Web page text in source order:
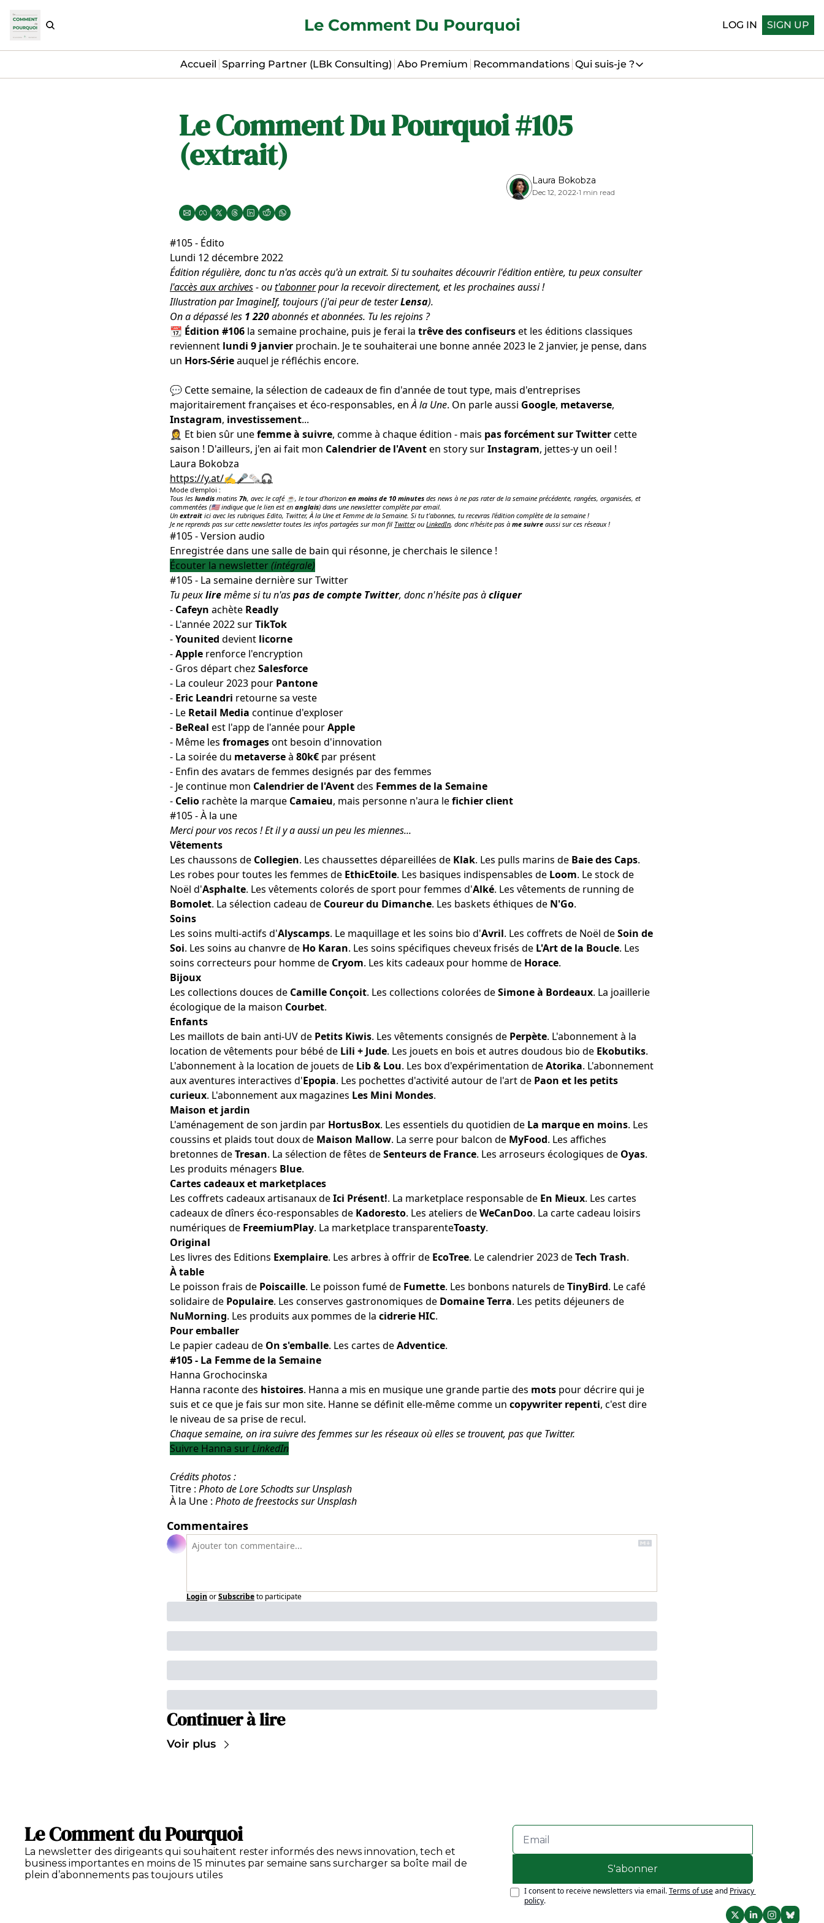
Le Comment Du Pourquoi LOG IN SIGN UP
Accueil Sparring Partner (LBk Consulting) Abo Premium Recommandations Qui suis-je ?
Qui suis-je ?
Le Comment Du Pourquoi #105
(extrait)
Laura Bokobza
Dec 12, 2022•1 min read
#105 - Édito
Lundi 12 décembre 2022
Édition régulière, donc tu n'as accès qu'à un extrait. Si tu souhaites découvrir l'édition entière, tu peux consulter
l'accès aux archives- out'abonnerpour la recevoir directement, et les prochaines aussi !
Illustration parImagineIf, toujours (j'ai peur detesterLensa).
On a dépassé les 1 220abonnés et abonnées. Tu les rejoins ?
📆 Édition #106 la semaine prochaine, puis je ferai la trêve des confiseurset les éditions classiques
reviennent lundi 9 janvier prochain. Je te souhaiterai une bonne année 2023 le 2 janvier, je pense, dans
un Hors-Sérieauquel je réfléchis encore.
💬 Cette semaine, la sélection de cadeaux de fin d'année de tout type, mais d'entreprises
majoritairement françaises et éco-responsables, enÀ la Une. On parle aussi Google, metaverse,
Instagram, investissement...
🤵‍♀️ Et bien sûr unefemme à suivre, comme à chaque édition - mais pas forcément sur Twittercette
saison ! D'ailleurs, j'en ai fait mon Calendrier de l'Aventen story surInstagram, jettes-y un oeil !
Laura Bokobza
https://y.at/✍️🎤🗞️🎧
Mode d'emploi :
Tous les lundis matins 7h, avec le café ☕️, le tour d'horizon en moins de 10 minutes des news à ne pas rater de la semaine précédente, rangées, organisées, et
commentées (🇺🇸 indique que le lien est en anglais) dans une newsletter complète par email.
Un extrait ici avec les rubriques Edito, Twitter, À la Une et Femme de la Semaine. Si tu t'abonnes, tu recevras l'édition complète de la semaine !
Je ne reprends pas sur cette newsletter toutes les infos partagées sur mon fil Twitterou LinkedIn, donc n'hésite pas à me suivre aussi sur ces réseaux !
#105 - Version audio
Enregistrée dans une salle de bain qui résonne, je cherchais le silence !
Écouter la newsletter(intégrale)
#105 - La semaine dernière sur Twitter
Tu peuxliremême si tu n'aspas de compte Twitter, donc n'hésite pas àcliquer
- Cafeyn achète Readly
- L'année 2022surTikTok
-Younited devient licorne
-Apple renforce l'encryption
- Gros départchez Salesforce
- La couleur 2023 pour Pantone
- Eric Leandri retourne sa veste
- Le Retail Media continued'exploser
- BeReal est l'app de l'année pourApple
- Même les fromagesont besoin d'innovation
- La soirée du metaverseà 80k€ par présent
- Enfin des avatars de femmes designés par des femmes
- Je continue mon Calendrier de l'Aventdes Femmes de la Semaine
- Celio rachète la marque Camaieu, mais personne n'aura lefichier client
#105 - À la une
Merci pour vos recos ! Et il y a aussi un peu les miennes...
Vêtements
Les chaussons de Collegien. Les chaussettes dépareillées de Klak. Les pulls marins de Baie des Caps.
Les robes pour toutes les femmes de EthicEtoile. Les basiques indispensables de Loom. Lestock de
Noël d'Asphalte. Les vêtements colorés desport pour femmes d'Alké. Les vêtements de running de
Bomolet. La sélection cadeau de Coureur du Dimanche. Les baskets éthiques de N'Go.
Soins
Les soins multi-actifs d'Alyscamps. Le maquillage et les soins bio d'Avril. Les coffrets de Noël deSoin de
Soi. Les soins au chanvrede Ho Karan. Les soins spécifiques cheveux frisés de L'Art de la Boucle. Les
soins correcteurs pour homme de Cryom. Les kits cadeaux pour homme de Horace.
Bijoux
Les collections douces de Camille Conçoit. Les collections colorées deSimone à Bordeaux. La joaillerie
écologiquede la maison Courbet.
Enfants
Les maillots de bain anti-UVde Petits Kiwis. Les vêtements consignés de Perpète. L'abonnement à la
location de vêtements pour bébéde Lili + Jude. Les jouets en bois etautres doudous bio de Ekobutiks.
L'abonnement à la location de jouets de Lib & Lou. Les box d'expérimentation deAtorika. L'abonnement
auxaventures interactives d'Epopia. Les pochettes d'activité autour de l'artde Paon et les petits
curieux. L'abonnementaux magazines Les Mini Mondes.
Maison et jardin
L'aménagementde son jardin par HortusBox. Les essentiels du quotidien de La marque en moins. Les
coussins et plaids tout doux de Maison Mallow. La serre pour balcon de MyFood. Les affiches
bretonnes deTresan. La sélection de fêtes deSenteurs de France. Les arroseurs écologiques de Oyas.
Les produits ménagers Blue.
Cartes cadeaux et marketplaces
Les coffrets cadeauxartisanaux deIci Présent!. La marketplace responsablede En Mieux. Les cartes
cadeaux dedîners éco-responsables de Kadoresto. Les ateliers deWeCanDoo. La carte cadeau loisirs
numériques de FreemiumPlay. La marketplace transparenteToasty.
Original
Les livres des Editions Exemplaire. Les arbres à offrirde EcoTree. Le calendrier 2023deTech Trash.
À table
Le poisson frais de Poiscaille. Le poisson fuméde Fumette. Les bonbons naturels deTinyBird. Lecafé
solidairede Populaire. Les conserves gastronomiques de Domaine Terra. Les petits déjeuners de
NuMorning. Les produits aux pommes de la cidrerie HIC.
Pour emballer
Le papier cadeau de On s'emballe. Les cartes deAdventice.
#105 - La Femme de la Semaine
Hanna Grochocinska
Hanna raconte des histoires. Hanna a mis en musique une grande partie des mots pour décrire qui je
suis et ce que je fais sur mon site. Hanne se définit elle-même comme un copywriter repenti, c'est dire
le niveau de sa prise de recul.
Chaque semaine, on ira suivre des femmes sur les réseaux où elles se trouvent, pas que Twitter.
Suivre Hanna surLinkedIn
Crédits photos :
Titre : Photo de Lore Schodts sur Unsplash
À la Une : Photo de freestocks sur Unsplash
Commentaires
Login orSubscribeto participate
Continuer à lire
Voir plus
Le Comment du Pourquoi
La newsletter des dirigeants qui souhaitent rester informés des news innovation, tech et
business importantes en moins de 15 minutes par semaine sans surcharger sa boîte mail de
plein d’abonnements pas toujours utiles
S'abonner
I consent to receive newsletters via email.Terms of useand Privacy
policy.